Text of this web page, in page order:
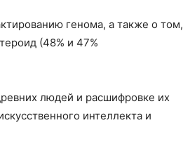
генома, а также о том,
(48% и 47%
людей и расшифровке их
интеллекта и